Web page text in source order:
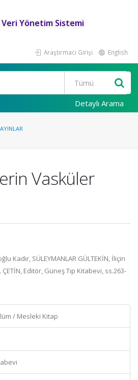
Yönetim Sistemi
Araştırmacı Girişi English
Detaylı Arama
Vasküler
Kadir, SÜLEYMANLAR GÜLTEKİN, İliçin
ÇETİN, Editör, Güneş Tıp Kitabevi, ss.263-
/ Mesleki Kitap